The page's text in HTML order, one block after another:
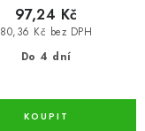
Do 4 dní
80,36 Kč bez DPH
97,24 Kč